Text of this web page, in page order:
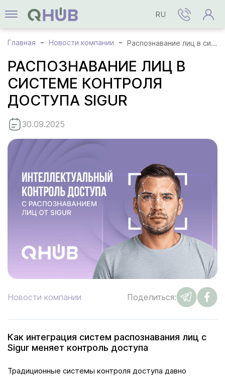
RU
Главная Новости компании Распознавание лиц в системе контроля доступа Sigur
РАСПОЗНАВАНИЕ ЛИЦ В
СИСТЕМЕ КОНТРОЛЯ
ДОСТУПА SIGUR
30.09.2025
Новости компании Поделиться:
Как интеграция систем распознавания лиц с
Sigur меняет контроль доступа
Традиционные системы контроля доступа давно